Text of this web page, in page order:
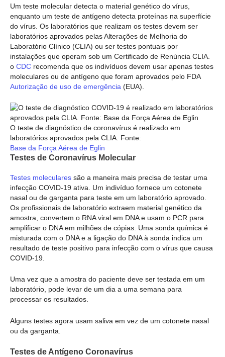
Um teste molecular detecta o material genético do vírus,
enquanto um teste de antígeno detecta proteínas na superfície
do vírus. Os laboratórios que realizam os testes devem ser
laboratórios aprovados pelas Alterações de Melhoria do
Laboratório Clínico (CLIA) ou ser testes pontuais por
instalações que operam sob um Certificado de Renúncia CLIA.
o CDC recomenda que os indivíduos devem usar apenas testes
moleculares ou de antígeno que foram aprovados pelo FDA
Autorização de uso de emergência (EUA).
O teste de diagnóstico de coronavírus é realizado em
laboratórios aprovados pela CLIA. Fonte:
Base da Força Aérea de Eglin
Testes de Coronavírus Molecular
Testes moleculares são a maneira mais precisa de testar uma
infecção COVID-19 ativa. Um indivíduo fornece um cotonete
nasal ou de garganta para teste em um laboratório aprovado.
Os profissionais de laboratório extraem material genético da
amostra, convertem o RNA viral em DNA e usam o PCR para
amplificar o DNA em milhões de cópias. Uma sonda química é
misturada com o DNA e a ligação do DNA à sonda indica um
resultado de teste positivo para infecção com o vírus que causa
COVID-19.
Uma vez que a amostra do paciente deve ser testada em um
laboratório, pode levar de um dia a uma semana para
processar os resultados.
Alguns testes agora usam saliva em vez de um cotonete nasal
ou da garganta.
Testes de Antígeno Coronavírus